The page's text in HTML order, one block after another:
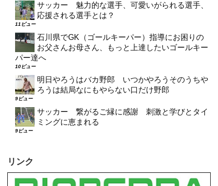
サッカー 魅力的な選手、可愛いがられる選手、
応援される選手とは？
11ビュー
石川県でGK（ゴールキーパー）指導にお困りの
お父さんお母さん、もっと上達したいゴールキー
パー達へ
10ビュー
明日やろうはバカ野郎 いつかやろうそのうちや
ろうは結局なにもやらない口だけ野郎
9ビュー
サッカー 繋がるご縁に感謝 刺激と学びとタイ
ミングに恵まれる
9ビュー
リンク